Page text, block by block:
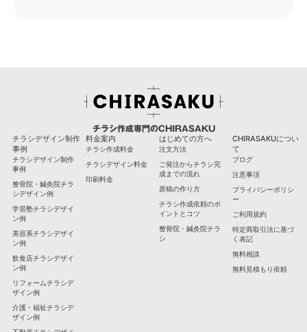
チラシ作成専門のCHIRASAKU
チラシデザイン制作
事例
チラシデザイン制作
事例
整骨院・鍼灸院チラ
シデザイン例
学習塾チラシデザイ
ン例
美容系チラシデザイ
ン例
飲食店チラシデザイ
ン例
リフォームチラシデ
ザイン例
介護・福祉チラシデ
ザイン例
料金案内
チラシ作成料金
チラシデザイン料金
印刷料金
はじめての方へ
注文方法
ご発注からチラシ完
成までの流れ
原稿の作り方
チラシ作成依頼のポ
イントとコツ
整骨院・鍼灸院チラ
シ
CHIRASAKUについ
て
ブログ
注意事項
プライバシーポリシ
ー
ご利用規約
特定商取引法に基づ
く表記
無料相談
無料見積もり依頼